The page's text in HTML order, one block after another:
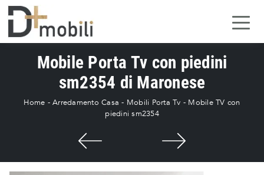
Mobile Porta Tv con piedini
sm2354 di Maronese
Home -Arredamento Casa - Mobili Porta Tv - Mobile TV con
piedini sm2354